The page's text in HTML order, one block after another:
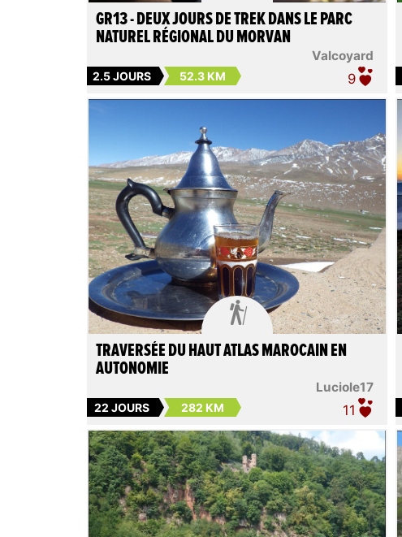
Valcoyard
GR13 - DEUX JOURS DE TREK DANS LE PARC
NATUREL RÉGIONAL DU MORVAN
2.5 JOURS 52.3 KM 9

Luciole17
TRAVERSÉE DU HAUT ATLAS MAROCAIN EN
AUTONOMIE
22 JOURS 282 KM 11